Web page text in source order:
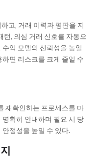
고, 거래 이력과 평판을 지
턴, 의심 거래 신호를 자동으
익 모델의 신뢰성을 높일
면 리스크를 크게 줄일 수
재확인하는 프로세스를 마
확히 안내하며 필요 시 당
정성을 높일 수 있다.